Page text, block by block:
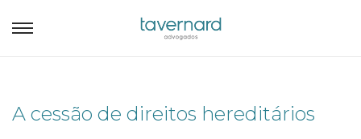
A cessão de direitos hereditários